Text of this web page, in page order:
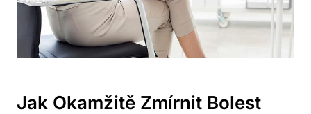
Jak Okamžitě Zmírnit Bolest